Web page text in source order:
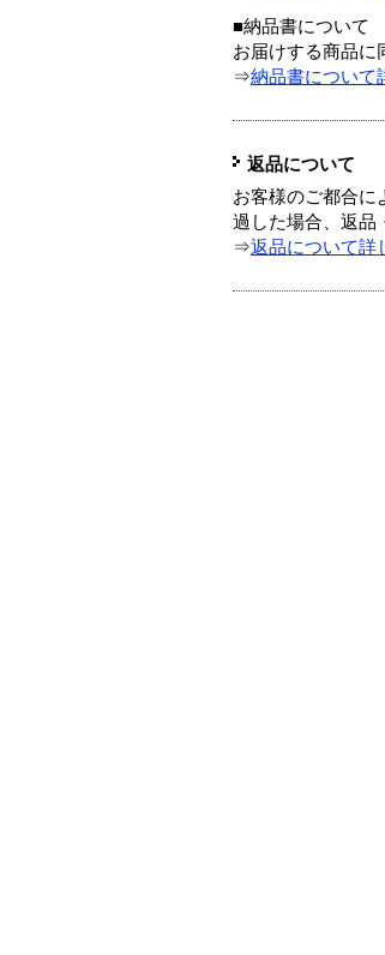
■納品書について
お届けする商品に
⇒納品書について
返品について
お客様のご都合に
過した場合、返品
⇒返品について詳